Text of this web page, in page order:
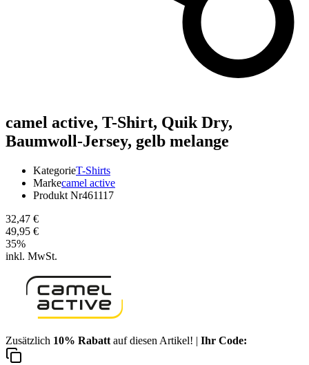
camel active, T-Shirt, Quik Dry,
Baumwoll-Jersey, gelb melange
KategorieT-Shirts
Markecamel active
Produkt Nr461117
32,47 €
49,95 €
35%
inkl. MwSt.
Zusätzlich 10% Rabatt auf diesen Artikel! | Ihr Code: